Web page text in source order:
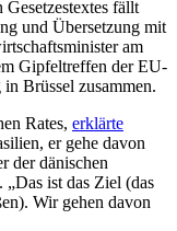
fällt
und Übersetzung mit
am
Gipfeltreffen der EU-
Brüssel zusammen.
Rates, erklärte
er gehe davon
der dänischen
ist das Ziel (das
Wir gehen davon